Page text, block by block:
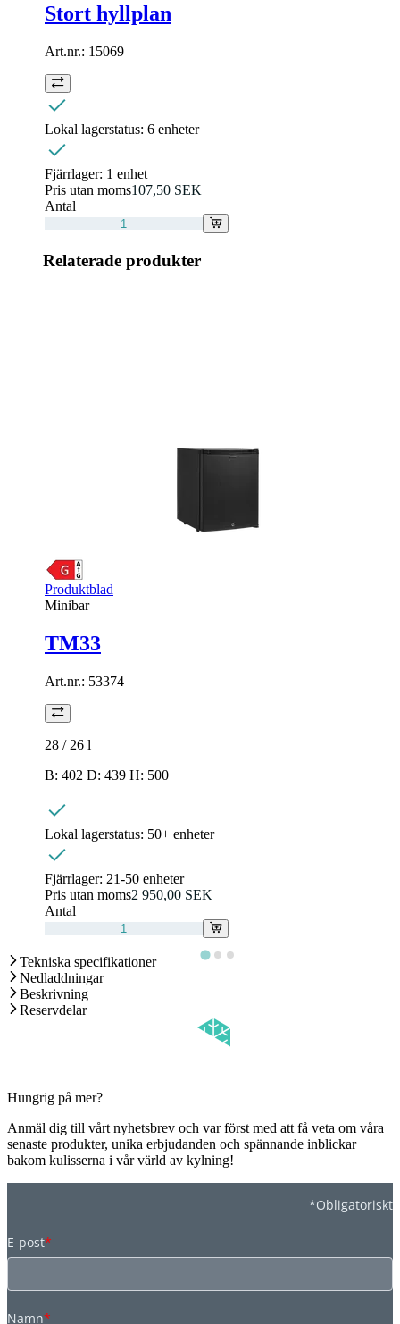
Stort hyllplan
Art.nr.: 15069
Lokal lagerstatus: 6 enheter
Fjärrlager: 1 enhet
Pris utan moms107,50 SEK
Antal
Relaterade produkter
Produktblad
Minibar
TM33
Art.nr.: 53374
28 / 26 l
B: 402 D: 439 H: 500
Lokal lagerstatus: 50+ enheter
Fjärrlager: 21-50 enheter
Pris utan moms2 950,00 SEK
Antal
Tekniska specifikationer
Nedladdningar
Beskrivning
Reservdelar
Hungrig på mer?
Anmäl dig till vårt nyhetsbrev och var först med att få veta om våra
senaste produkter, unika erbjudanden och spännande inblickar
bakom kulisserna i vår värld av kylning!
*Obligatoriskt
E-post*
Namn*